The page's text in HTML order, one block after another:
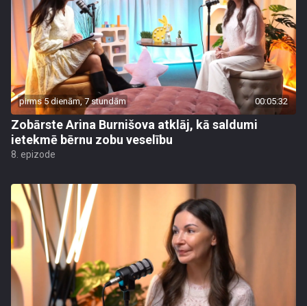
pirms 5 dienām, 7 stundām 00:05:32
Zobārste Arina Burnišova atklāj, kā saldumi
ietekmē bērnu zobu veselību
8. epizode